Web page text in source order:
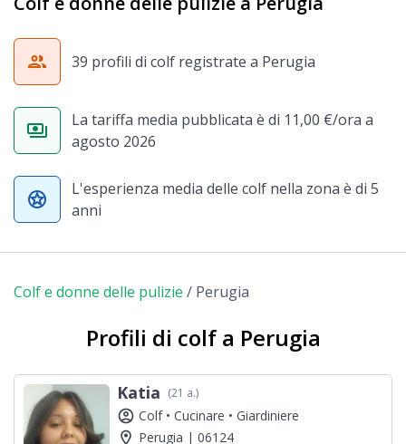
group 39 profili di colf registrate a Perugia
payments
La tariffa media pubblicata è di 11,00 €/ora a
agosto 2026
stars
L'esperienza media delle colf nella zona è di 5
anni
Colf e donne delle pulizie / Perugia
Profili di colf a Perugia
Katia (21 a.)
account_circle Colf • Cucinare • Giardiniere
location_on Perugia | 06124